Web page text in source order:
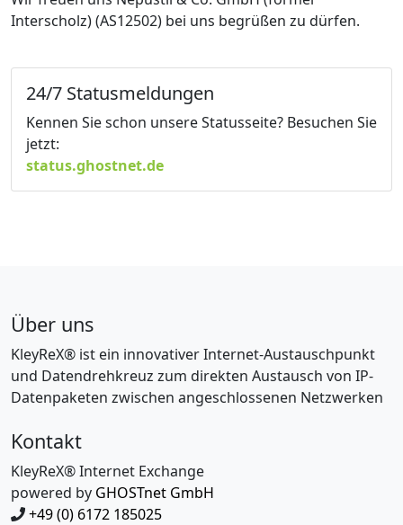
Interscholz) (AS12502) bei uns begrüßen zu dürfen.
24/7 Statusmeldungen
Kennen Sie schon unsere Statusseite? Besuchen Sie
jetzt:
status.ghostnet.de
Über uns
KleyReX® ist ein innovativer Internet-Austauschpunkt
und Datendrehkreuz zum direkten Austausch von IP-
Datenpaketen zwischen angeschlossenen Netzwerken
Kontakt
KleyReX® Internet Exchange
powered by GHOSTnet GmbH
+49 (0) 6172 185025